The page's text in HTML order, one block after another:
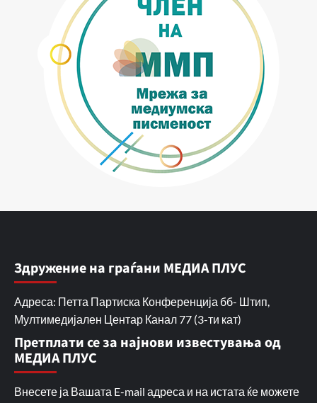
Здружение на граѓани МЕДИА ПЛУС
Адреса: Петта Партиска Конференција бб- Штип,
Мултимедијален Центар Канал 77 (3-ти кат)
Претплати се за најнови известувања од
МЕДИА ПЛУС
Внесете ја Вашата E-mail адреса и на истата ќе можете